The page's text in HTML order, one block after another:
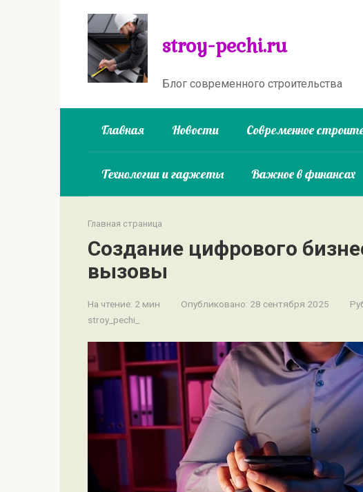
stroy-pechi.ru
Блог современного строительства
Главная Новости Современное
Технологии и гаджеты Важное в финансах
Главная страница
Создание цифрового
вызовы
На чтение: 2 мин Опубликовано: 28 сентября 2025
stroy_pechi_